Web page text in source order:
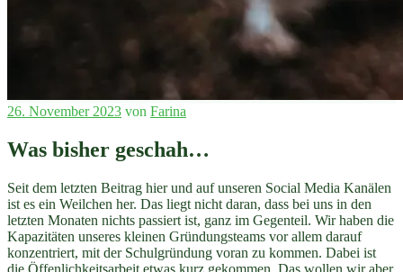
Veröffentlicht
26. November 2023 von Farina
Was bisher geschah…
Seit dem letzten Beitrag hier und auf unseren Social Media Kanälen
ist es ein Weilchen her. Das liegt nicht daran, dass bei uns in den
letzten Monaten nichts passiert ist, ganz im Gegenteil. Wir haben die
Kapazitäten unseres kleinen Gründungsteams vor allem darauf
konzentriert, mit der Schulgründung voran zu kommen. Dabei ist
die Öffenlichkeitsarbeit etwas kurz gekommen. Das wollen wir aber